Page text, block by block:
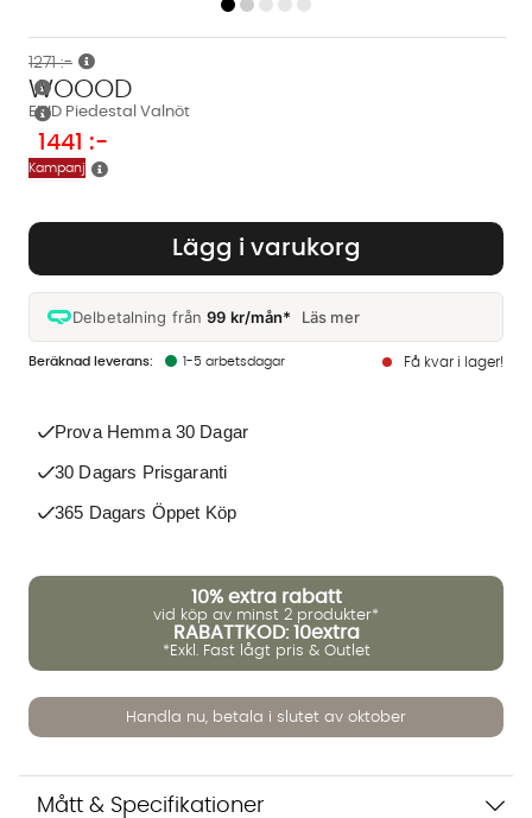
ENID Piedestal Valnöt
WOOOD
1441 :-
1271 :-
Kampanj
Lägg i varukorg
Delbetalning från99 kr/mån* Läs mer
1-5 arbetsdagar Få kvar i lager!
Prova Hemma 30 Dagar
30 Dagars Prisgaranti
365 Dagars Öppet Köp
10% extra rabatt
vid köp av minst 2 produkter*
RABATTKOD: 10extra
*Exkl. Fast lågt pris & Outlet
Handla nu, betala i slutet av oktober
Mått & Specifikationer
Vi använder AI för att svara på dina frågor. Konversationen
sparas i upp till 24 timmar för att kunna hjälpa dig. Vi delar
integritetspolicy.